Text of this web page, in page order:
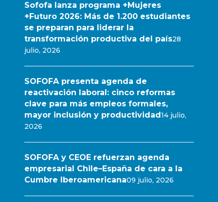
Sofofa lanza programa +Mujeres
+Futuro 2026: Más de 1.200 estudiantes
se preparan para liderar la
transformación productiva del país28
julio, 2026
SOFOFA presenta agenda de
reactivación laboral: cinco reformas
clave para más empleos formales,
mayor inclusión y productividad14 julio,
2026
SOFOFA y CEOE refuerzan agenda
empresarial Chile–España de cara a la
Cumbre Iberoamericana09 julio, 2026